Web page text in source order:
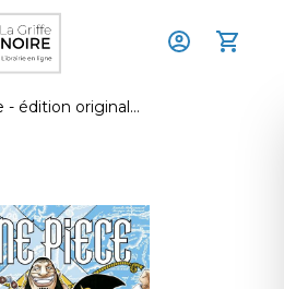
One piece - édition originale - tome 51